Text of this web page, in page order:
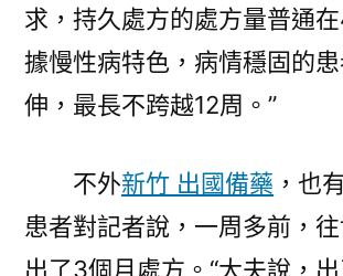
求，持久處方的處方量普通
據慢性病特色，病情穩固的
伸，最長不跨越12周。”
不外新竹 出國備藥 ，也
患者對記者說，一周多前，
出了3個月處方。“大夫說，出